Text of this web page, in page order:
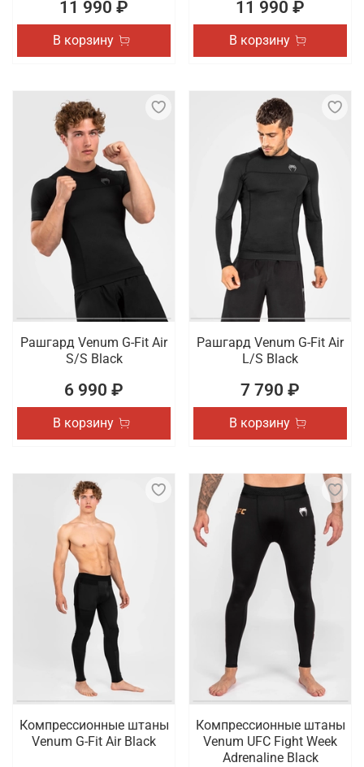
11 990 ₽
В корзину
11 990 ₽
В корзину
Рашгард Venum G-Fit Air
S/S Black
6 990 ₽
В корзину
Рашгард Venum G-Fit Air
L/S Black
7 790 ₽
В корзину
Компрессионные штаны
Venum G-Fit Air Black
Компрессионные штаны
Venum UFC Fight Week
Adrenaline Black